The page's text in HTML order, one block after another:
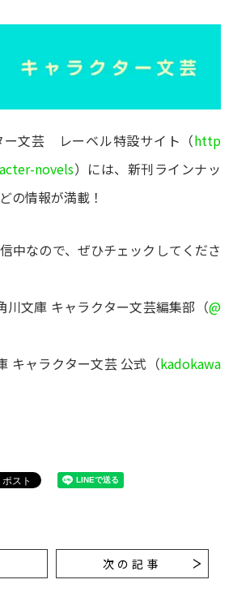
ー文芸 レーベル特設サイト（http
novels）には、新刊ラインナッ
の情報が満載！
中なので、ぜひチェックしてくださ
文庫 キャラクター文芸編集部（@
キャラクター文芸 公式（kadokawa
次の記事